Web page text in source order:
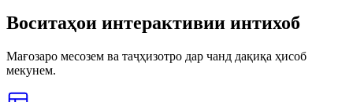
Воситаҳои интерактивии интихоб
Мағозаро месозем ва таҷҳизотро дар чанд дақиқа ҳисоб
мекунем.